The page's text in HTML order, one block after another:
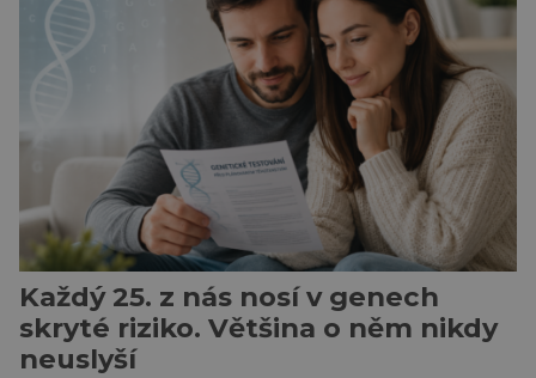
novorozence. Nyní se však ukazuje, že za tím
stojí změny v mozku vyvolané těhotenstvím!
Poporodní mozková mlha, v angličtině […]
Každý 25. z nás nosí v genech
skryté riziko. Většina o něm nikdy
neuslyší